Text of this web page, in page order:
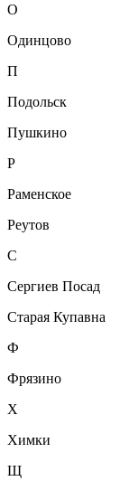
О
Одинцово
П
Подольск
Пушкино
Р
Раменское
Реутов
С
Сергиев Посад
Старая Купавна
Ф
Фрязино
Х
Химки
Щ